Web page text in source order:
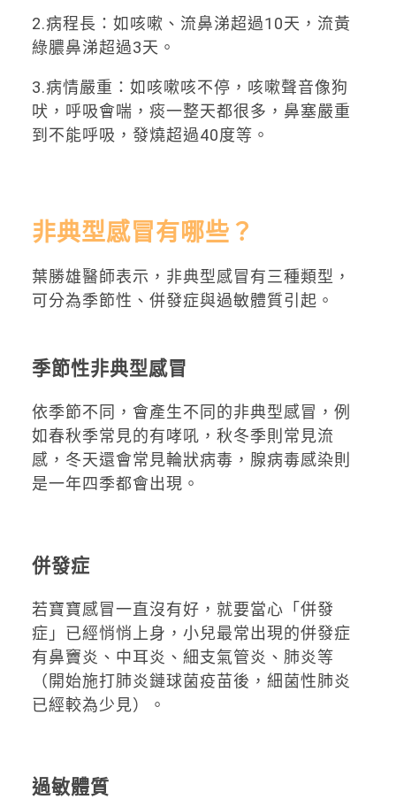
2.病程長：如咳嗽、流鼻涕超過10天，流黃
綠膿鼻涕超過3天。
3.病情嚴重：如咳嗽咳不停，咳嗽聲音像狗
吠，呼吸會喘，痰一整天都很多，鼻塞嚴重
到不能呼吸，發燒超過40度等。
非典型感冒有哪些？
葉勝雄醫師表示，非典型感冒有三種類型，
可分為季節性、併發症與過敏體質引起。
季節性非典型感冒
依季節不同，會產生不同的非典型感冒，例
如春秋季常見的有哮吼，秋冬季則常見流
感，冬天還會常見輪狀病毒，腺病毒感染則
是一年四季都會出現。
併發症
若寶寶感冒一直沒有好，就要當心「併發
症」已經悄悄上身，小兒最常出現的併發症
有鼻竇炎、中耳炎、細支氣管炎、肺炎等
（開始施打肺炎鏈球菌疫苗後，細菌性肺炎
已經較為少見）。
過敏體質